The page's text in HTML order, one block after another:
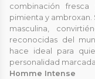
combinación
pimienta y
masculina,
reconocidas del
hace ideal para
personalidad marcada.
Homme Intense